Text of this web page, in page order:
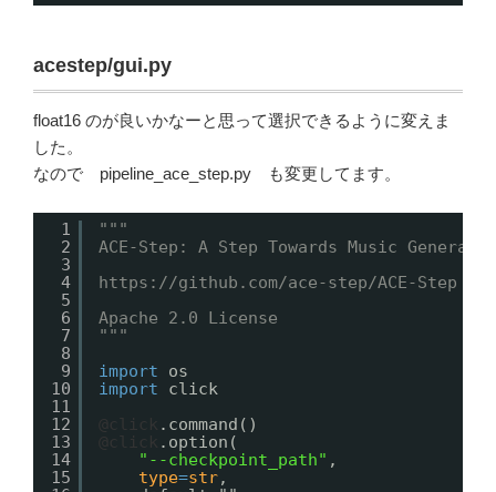
acestep/gui.py
float16 のが良いかなーと思って選択できるように変えま
した。
なので pipeline_ace_step.py も変更してます。
1
2
3
4
5
6
7
8
9
10
11
12
13
14
15
"""
ACE-Step: A Step Towards Music
https://github.com/ace-step/ACE-Step
Apache 2.0 License
"""
import
os
import
click
@click .command()
@click .option(
"--checkpoint_path" ,
type=str,